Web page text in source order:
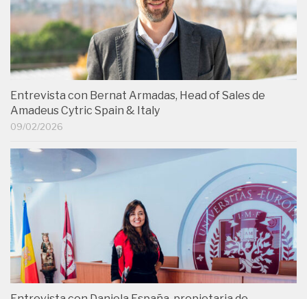
Entrevista con Bernat Armadas, Head of Sales de
Amadeus Cytric Spain & Italy
09/02/2026